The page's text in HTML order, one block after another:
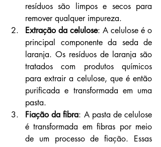
resíduos são limpos e secos para
remover qualquer impureza.
Extração da celulose: A celulose é o
principal componente da seda de
laranja. Os resíduos de laranja são
tratados com produtos químicos
para extrair a celulose, que é então
purificada e transformada em uma
pasta.
Fiação da fibra: A pasta de celulose
é transformada em fibras por meio
de um processo de fiação. Essas